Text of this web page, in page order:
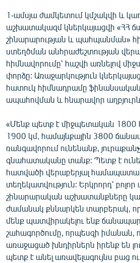
1-ամսյա ժամկետում կմշակվի և
աշխատակազմ կներկայացվի «ՀՀ
շինարարության և պահպանման»
ստեղծման անհրաժեշտության
հիմնավորումը՝ հաշվի առնելով
փորձը: Առաջարկություն
հատուկ հիմնադրամը ֆինանսական
ապահովման և հնարավոր
«Մենք պետք է միջպետական
1900 կմ, համայնքային 3800
ռանգավորում ունենանք,
գնահատականը տանք: Պետք է
հատվածի վերաբերյալ
տեղեկատվություն: Երկրորդ՝
շինարարական աշխատանքները
ժամանակ քննարկեն տարբերակ,
մենք պատվիրակելու ենք
շահագործումը, որպեսզի իմանան,
առաջացած խնդիրներն իրենք են
պետք է անել առավելագույնս բաց